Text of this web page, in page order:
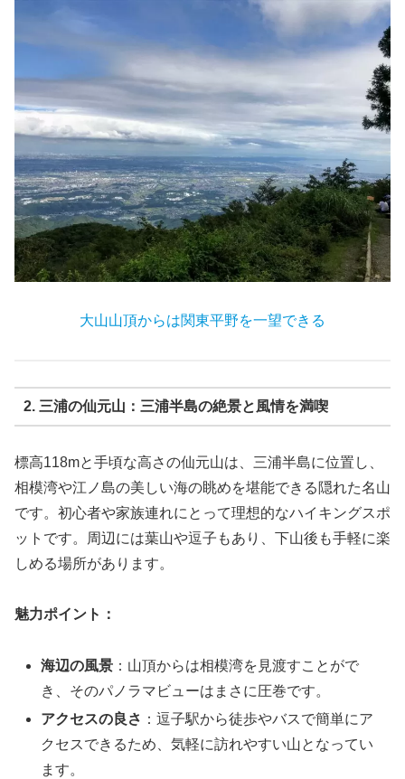
大山山頂からは関東平野を一望できる
2. 三浦の仙元山：三浦半島の絶景と風情を満喫
標高118mと手頃な高さの仙元山は、三浦半島に位置し、
相模湾や江ノ島の美しい海の眺めを堪能できる隠れた名山
です。初心者や家族連れにとって理想的なハイキングスポ
ットです。周辺には葉山や逗子もあり、下山後も手軽に楽
しめる場所があります。
魅力ポイント：
海辺の風景 ：山頂からは相模湾を見渡すことがで
き、そのパノラマビューはまさに圧巻です。
アクセスの良さ ：逗子駅から徒歩やバスで簡単にア
クセスできるため、気軽に訪れやすい山となってい
ます。